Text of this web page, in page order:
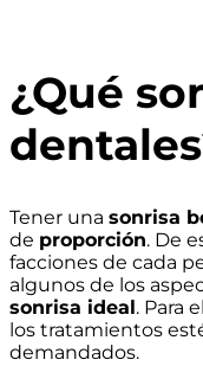
¿Qué
Tener una sonrisa
de proporción. De
facciones de cada
algunos de los
sonrisa ideal. Para
los tratamientos
demandados.